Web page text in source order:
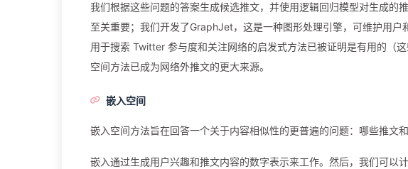
我们根据这些问题的答案生成候选推文，并使用逻辑回归模型对生成的
至关重要；我们开发了GraphJet，这是一种图形处理引擎，可维护用
用于搜索 Twitter 参与度和关注网络的启发式方法已被证明是有用的（
空间方法已成为网络外推文的更大来源。
嵌入空间
嵌入空间方法旨在回答一个关于内容相似性的更普遍的问题：哪些推文
嵌入通过生成用户兴趣和推文内容的数字表示来工作。然后，我们可以